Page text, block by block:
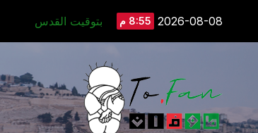
2026-08-08 8:55 م بتوقيت القدس